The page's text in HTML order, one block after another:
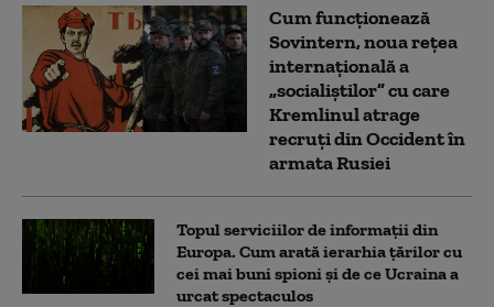
Cum funcționează
Sovintern, noua rețea
internațională a
„socialiștilor” cu care
Kremlinul atrage
recruți din Occident în
armata Rusiei
Topul serviciilor de informații din
Europa. Cum arată ierarhia țărilor cu
cei mai buni spioni și de ce Ucraina a
urcat spectaculos